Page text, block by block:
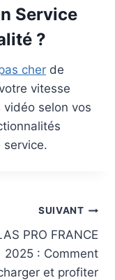
Service
?
cher de
vitesse
selon vos
SUIVANT
PRO FRANCE
2025 : Comment
et profiter